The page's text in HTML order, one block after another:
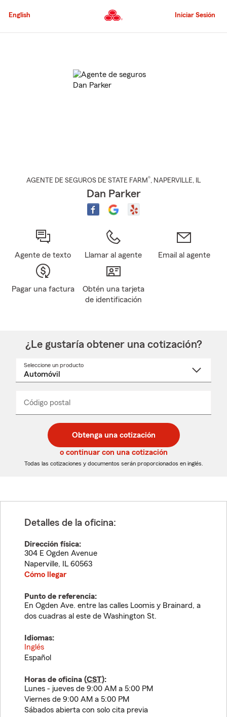
al
principal
English Iniciar Sesión
AGENTE DE SEGUROS DE STATE FARM®, NAPERVILLE, IL
Dan Parker
Agente de texto Llamar al agente Email al agente
Pagar una factura
Obtén una tarjeta
de identificación
¿Le gustaría obtener una cotización?
Seleccione un producto
desplegable
Código postal
de
5
dígitos
de
5
dígitos
_____
Obtenga una cotización
o continuar con una cotización
Todas las cotizaciones y documentos serán proporcionados en inglés.
Detalles de la oficina:
Dirección física:
304 E Ogden Avenue
Naperville, IL 60563
Cómo llegar
Punto de referencia:
En Ogden Ave. entre las calles Loomis y Brainard, a
dos cuadras al este de Washington St.
Idiomas:
Inglés
Español
Horas de oficina (CST):
Lunes - jueves de 9:00 AM a 5:00 PM
Viernes de 9:00 AM a 5:00 PM
Sábados abierta con solo cita previa